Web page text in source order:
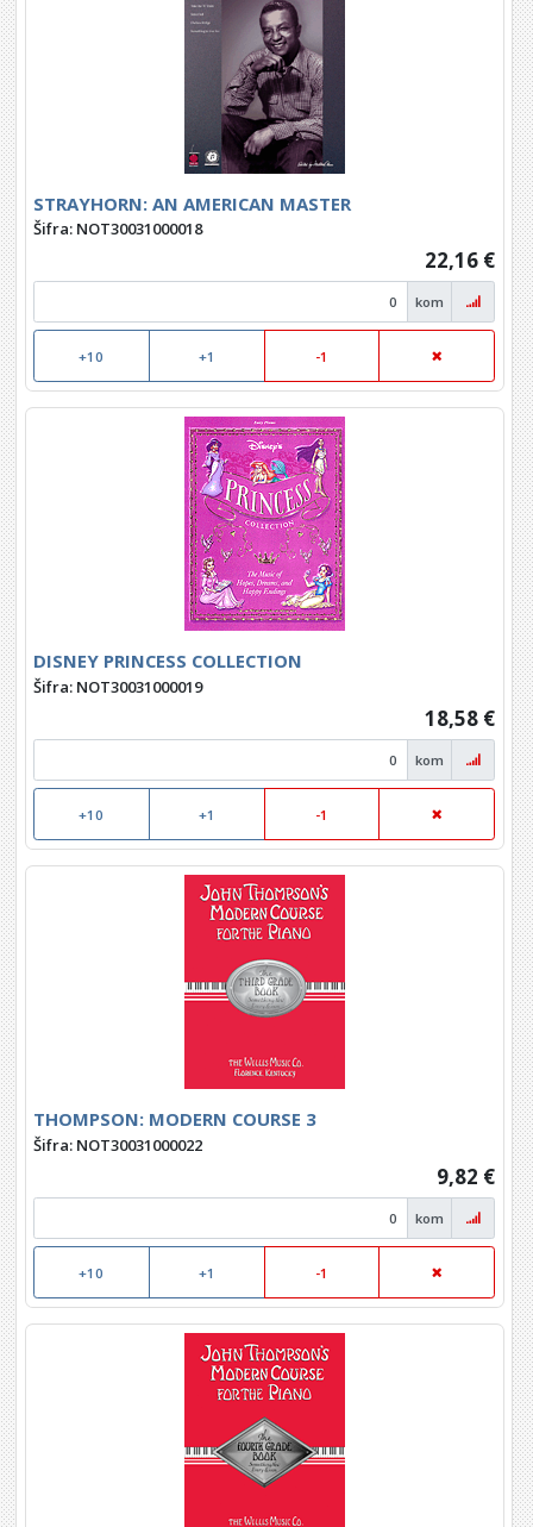
STRAYHORN: AN AMERICAN MASTER
Šifra: NOT30031000018
22,16 €
kom
+10 +1 -1
DISNEY PRINCESS COLLECTION
Šifra: NOT30031000019
18,58 €
kom
+10 +1 -1
THOMPSON: MODERN COURSE 3
Šifra: NOT30031000022
9,82 €
kom
+10 +1 -1